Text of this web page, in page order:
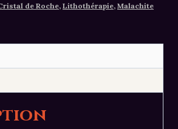
de Roche, Lithothérapie, Malachite